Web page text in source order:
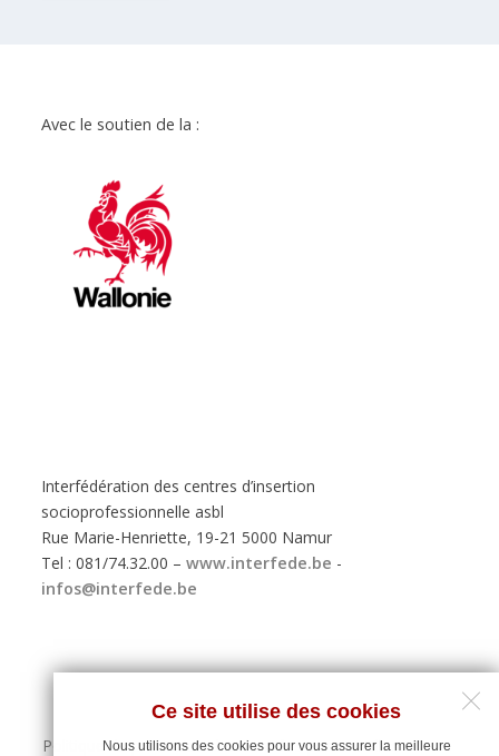
Ce site utilise des cookies
Nous utilisons des cookies pour vous assurer la meilleure
Avec le soutien de la :
Interfédération des centres d’insertion
socioprofessionnelle asbl
Rue Marie-Henriette, 19-21 5000 Namur
Tel : 081/74.32.00 –www.interfede.be -
infos@interfede.be
Politique de protection des données personnelles